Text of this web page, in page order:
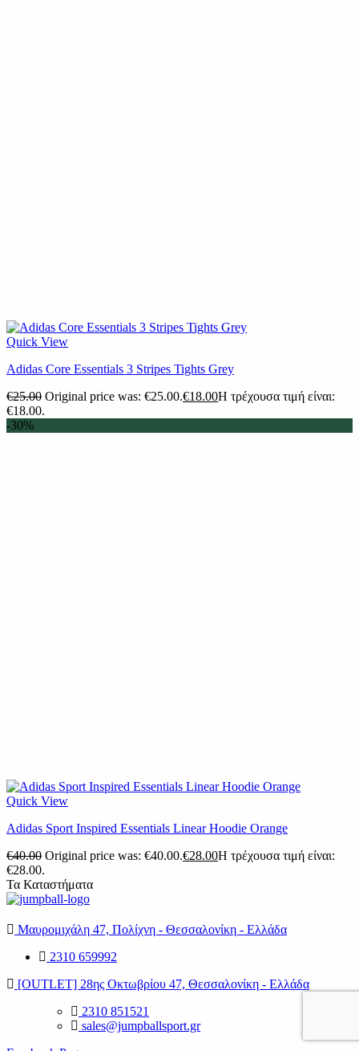
Quick View
Adidas Core Essentials 3 Stripes Tights Grey
€25.00 Original price was: €25.00.€18.00Η τρέχουσα τιμή είναι:
€18.00.
-30%
Quick View
Adidas Sport Inspired Essentials Linear Hoodie Orange
€40.00 Original price was: €40.00.€28.00Η τρέχουσα τιμή είναι:
€28.00.
Τα Καταστήματα
Μαυρομιχάλη 47, Πολίχνη - Θεσσαλονίκη - Ελλάδα
2310 659992
[OUTLET] 28ης Οκτωβρίου 47, Θεσσαλονίκη - Ελλάδα
2310 851521
sales@jumpballsport.gr